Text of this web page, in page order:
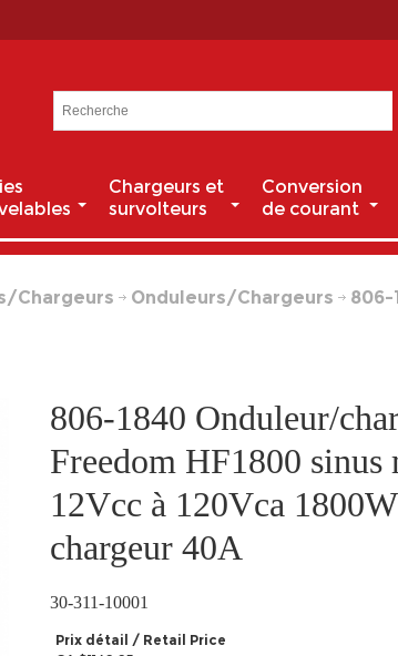
Chargeurs et
survolteurs
Conversion
de courant
Chargeurs Onduleurs/Chargeurs 806-
806-1840 Onduleur/
Freedom HF1800 sinus
12Vcc à 120Vca
chargeur 40A
30-311-10001
Prix détail / Retail Price